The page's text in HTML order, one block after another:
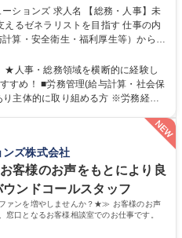
支給 土日祝休み 寮・社宅あり
総務・人事】未
ネラリストを目指す 仕事の内
算・安全衛生・福利厚生等）からお
教育業務へ守備範囲を広げ、組織運
、給与
安全衛生、健康経営推進等をお任せ
など、幅広く経験を積んでいただき
えるため、ご経験が浅くても安心！
境です。 募集職種 【総
織運営を支えるゼネラリストを目
人事・総務領域を横断的に経験し
計算・社会保
主体的に取り組める方 ※労務経験
尚可】■人事、労務、採用、教育業務
険手続き・勤怠管理など）の経験
ズ株式会社
客様のお声をもとにより良
ンドコールスタッフ
ァンを増やしませんか？★≫ お客様のお声
口となるお客様相談室でのお仕事です。